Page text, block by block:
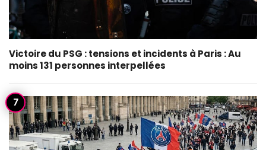
Victoire du PSG : tensions et incidents à Paris : Au
moins 131 personnes interpellées